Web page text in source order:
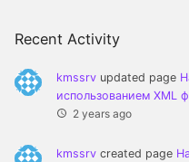
Recent Activity
kmssrv updated page
использованием XML
2 years ago
kmssrv created page